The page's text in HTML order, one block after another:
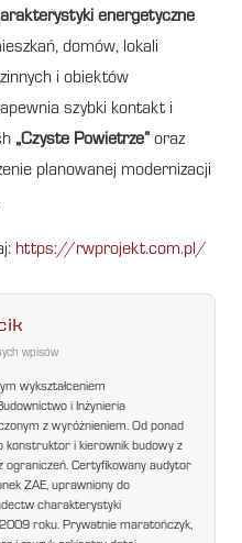
energetyczne
domów, lokali
i obiektów
szybki kontakt i
„Czyste Powietrze” oraz
planowanej modernizacji
https://rwprojekt.com.pl/
wpisów
wykształceniem
i Inżynieria
z wyróżnieniem. Od ponad
konstruktor i kierownik budowy z
ograniczeń. Certyfikowany audytor
ZAE, uprawniony do
charakterystyki
roku. Prywatnie maratończyk,